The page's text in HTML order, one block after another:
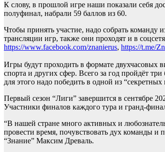
К слову, в прошлой игре наши показали себя
полуфинал, набрали 59 баллов из 60.
Чтобы принять участие, надо собрать команду
трансляции игр, также они проходят и в
https://www.facebook.com/znanierus, https://t.me/
Игры будут проходить в формате двухчасовых
спорта и других сфер. Всего за год пройдёт
для этого надо победить в одной из
Первый сезон “Лиги” завершится в сентябре
Участники финалов каждого тура и гранд-
“В нашей стране много активных и
провести время, почувствовать дух команды и
“Знание” Максим Древаль.